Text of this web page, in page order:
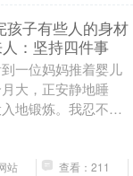
孩子有些人的身材
：坚持四件事
一位妈妈推着婴儿
大，正安静地睡
地锻炼。我忍不住
是你的呀？”她微笑
站
查看：211